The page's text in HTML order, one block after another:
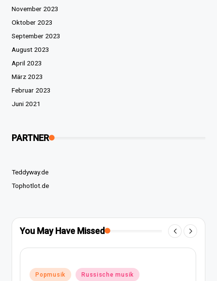
November 2023
Oktober 2023
September 2023
August 2023
April 2023
März 2023
Februar 2023
Juni 2021
PARTNER
Teddyway.de
Tophotlot.de
You May Have Missed
Posted
Popmusik Russische musik